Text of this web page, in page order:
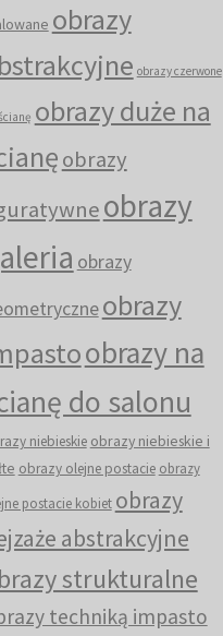
obrazy
obrazy czerwone
obrazy duże na
obrazy
obrazy
obrazy
obrazy
obrazy na
do salonu
niebieskie obrazy niebieskie i
obrazy olejne postacie obrazy
postacie kobiet obrazy
abstrakcyjne
strukturalne
techniką impasto